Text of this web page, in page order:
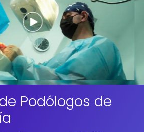
Podólogos de